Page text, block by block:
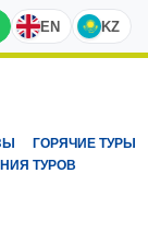
EN KZ
ГОРЯЧИЕ ТУРЫ
ТУРОВ